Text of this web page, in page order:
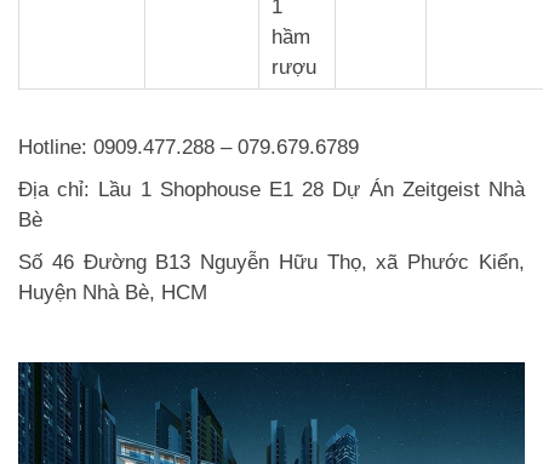
1
hầm
rượu
Hotline: 0909.477.288 – 079.679.6789
Địa chỉ: Lầu 1 Shophouse E1 28 Dự Án Zeitgeist Nhà
Bè
Số 46 Đường B13 Nguyễn Hữu Thọ, xã Phước Kiển,
Huyện Nhà Bè, HCM